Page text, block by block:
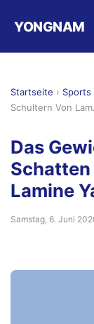
YONGNAM
Startseite › Sports
Schultern Von
Das
Lamine
Samstag, 6. Juni